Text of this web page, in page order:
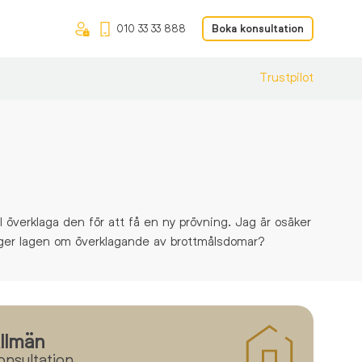
010 33 33 888 Boka konsultation
Trustpilot
den för att få en ny prövning. Jag är osäker
lagen om överklagande av brottmålsdomar?
till
Med